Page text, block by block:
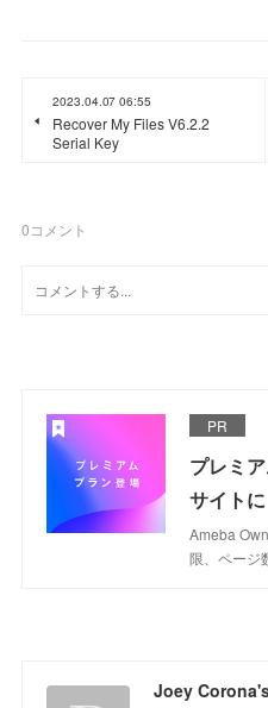
2023.04.07 06:55
Recover My Files V6.2.2
Serial Key
0コメント
PR
プレミ
サイトに
Ameba
限、ページ
Joey